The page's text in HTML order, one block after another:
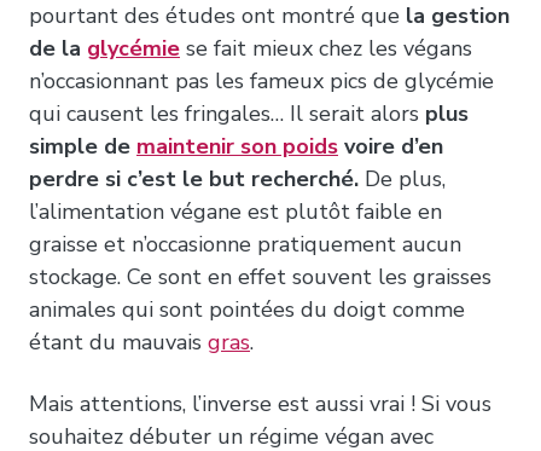
pourtant des études ont montré que la gestion
de la glycémie se fait mieux chez les végans
n’occasionnant pas les fameux pics de glycémie
qui causent les fringales… Il serait alors plus
simple de maintenir son poids voire d’en
perdre si c’est le but recherché. De plus,
l’alimentation végane est plutôt faible en
graisse et n’occasionne pratiquement aucun
stockage. Ce sont en effet souvent les graisses
animales qui sont pointées du doigt comme
étant du mauvais gras.
Mais attentions, l’inverse est aussi vrai ! Si vous
souhaitez débuter un régime végan avec